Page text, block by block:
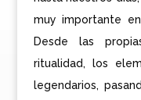
muy importante
Desde las
ritualidad, los
legendarios,